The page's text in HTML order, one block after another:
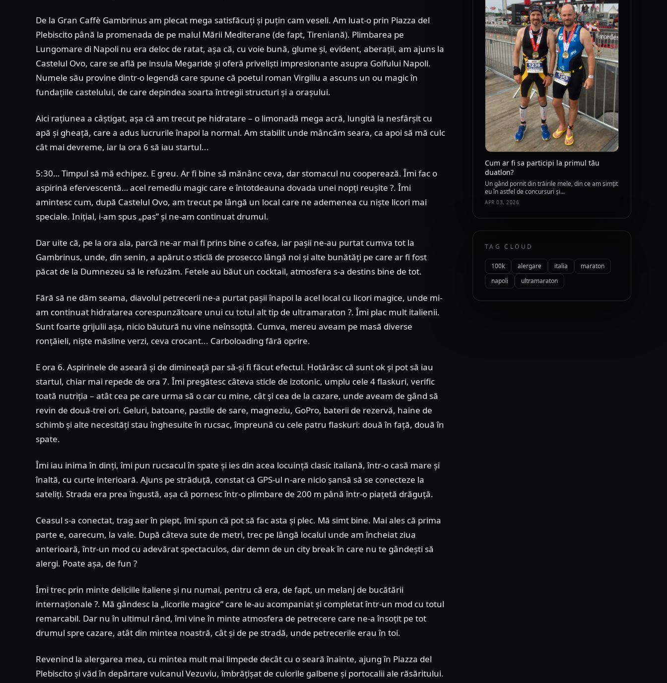
De la Gran Caffè Gambrinus am plecat mega satisfăcuți și puțin cam veseli. Am luat-o prin Piazza del
Plebiscito până la promenada de pe malul Mării Mediterane (de fapt, Tireniană). Plimbarea pe
Lungomare di Napoli nu era deloc de ratat, așa că, cu voie bună, glume și, evident, aberații, am ajuns la
Castelul Ovo, care se află pe insula Megaride și oferă priveliști impresionante asupra Golfului Napoli.
Numele său provine dintr-o legendă care spune că poetul roman Virgiliu a ascuns un ou magic în
fundațiile castelului, de care depindea soarta întregii structuri și a orașului.
Aici rațiunea a câștigat, așa că am trecut pe hidratare – o limonadă mega acră, lungită la nesfârșit cu
apă și gheață, care a adus lucrurile înapoi la normal. Am stabilit unde mâncăm seara, ca apoi să mă culc
cât mai devreme, iar la ora 6 să iau startul...
5:30… Timpul să mă echipez. E greu. Ar fi bine să mănânc ceva, dar stomacul nu cooperează. Îmi fac o
aspirină efervescentă… acel remediu magic care e întotdeauna dovada unei nopți reușite ?. Îmi
amintesc cum, după Castelul Ovo, am trecut pe lângă un local care ne ademenea cu niște licori mai
speciale. Inițial, i-am spus „pas” și ne-am continuat drumul.
Dar uite că, pe la ora aia, parcă ne-ar mai fi prins bine o cafea, iar pașii ne-au purtat cumva tot la
Gambrinus, unde, din senin, a apărut o sticlă de prosecco lângă noi și alte bunătăți pe care ar fi fost
păcat de la Dumnezeu să le refuzăm. Fetele au băut un cocktail, atmosfera s-a destins bine de tot.
Fără să ne dăm seama, diavolul petrecerii ne-a purtat pașii înapoi la acel local cu licori magice, unde mi-
am continuat hidratarea corespunzătoare unui cu totul alt tip de ultramaraton ?. Îmi plac mult italienii.
Sunt foarte grijulii așa, nicio băutură nu vine neînsoțită. Cumva, mereu aveam pe masă diverse
ronțăieli, niște măsline verzi, ceva crocant... Carboloading fără oprire.
E ora 6. Aspirinele de aseară și de dimineață par să-și fi făcut efectul. Hotărăsc că sunt ok și pot să iau
startul, chiar mai repede de ora 7. Îmi pregătesc câteva sticle de izotonic, umplu cele 4 flaskuri, verific
toată nutriția – atât cea pe care urma să o car cu mine, cât și cea de la cazare, unde aveam de gând să
revin de două-trei ori. Geluri, batoane, pastile de sare, magneziu, GoPro, baterii de rezervă, haine de
schimb și alte necesități stau înghesuite în rucsac, împreună cu cele patru flaskuri: două în față, două în
spate.
Îmi iau inima în dinți, îmi pun rucsacul în spate și ies din acea locuință clasic italiană, într-o casă mare și
înaltă, cu curte interioară. Ajuns pe străduță, constat că GPS-ul n-are nicio șansă să se conecteze la
sateliți. Strada era prea îngustă, așa că pornesc într-o plimbare de 200 m până într-o piațetă drăguță.
Ceasul s-a conectat, trag aer în piept, îmi spun că pot să fac asta și plec. Mă simt bine. Mai ales că prima
parte e, oarecum, la vale. După câteva sute de metri, trec pe lângă localul unde am încheiat ziua
anterioară, într-un mod cu adevărat spectaculos, dar demn de un city break în care nu te gândești să
alergi. Poate așa, de fun ?
Îmi trec prin minte deliciile italiene și nu numai, pentru că era, de fapt, un melanj de bucătării
internaționale ?. Mă gândesc la „licorile magice” care le-au acompaniat și completat într-un mod cu totul
remarcabil. Dar nu în ultimul rând, îmi vine în minte atmosfera de petrecere care ne-a însoțit pe tot
drumul spre cazare, atât din mintea noastră, cât și de pe stradă, unde petrecerile erau în toi.
Revenind la alergarea mea, cu mintea mult mai limpede decât cu o seară înainte, ajung în Piazza del
Plebiscito și văd în depărtare vulcanul Vezuviu, îmbrățișat de culorile galbene și portocalii ale răsăritului.
Cum ar fi sa participi la primul tău
duatlon?
Un gând pornit din trăirile mele, din ce am simțit
eu în astfel de concursuri și...
APR 03, 2026
TAG CLOUD
100k alergare italia
maraton
napoli
ultramaraton